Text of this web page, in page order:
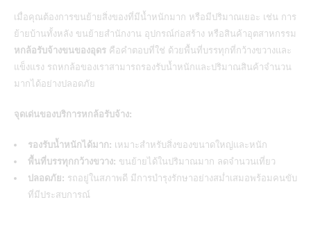
เมื่อคุณต้องการขนย้ายสิ่งของที่มีน้ำหนักมาก หรือมีปริมาณเยอะ เช่น การ
ย้ายบ้านทั้งหลัง ขนย้ายสำนักงาน อุปกรณ์ก่อสร้าง หรือสินค้าอุตสาหกรรม
หกล้อรับจ้างขนของอุดร คือคำตอบที่ใช่ ด้วยพื้นที่บรรทุกที่กว้างขวางและ
แข็งแรง รถหกล้อของเราสามารถรองรับน้ำหนักและปริมาณสินค้าจำนวน
มากได้อย่างปลอดภัย
จุดเด่นของบริการหกล้อรับจ้าง:
รองรับน้ำหนักได้มาก: เหมาะสำหรับสิ่งของขนาดใหญ่และหนัก
พื้นที่บรรทุกกว้างขวาง: ขนย้ายได้ในปริมาณมาก ลดจำนวนเที่ยว
ปลอดภัย: รถอยู่ในสภาพดี มีการบำรุงรักษาอย่างสม่ำเสมอพร้อมคนขับ
ที่มีประสบการณ์